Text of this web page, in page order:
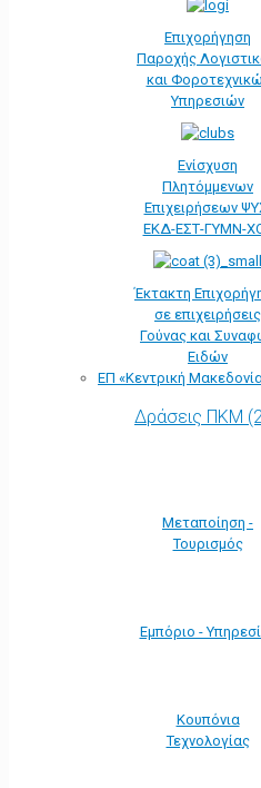
Επιχορήγηση
Παροχής
και
Υπηρεσιών
Ενίσχυση
Πλητόμμενων
Επιχειρήσεων
ΕΚΔ-ΕΣΤ-ΓΥΜΝ-
Έκτακτη
σε επιχειρήσεις
Γούνας και
Ειδών
ΕΠ «Kεντρική
Δράσεις ΠΚΜ
Μεταποίηση -
Τουρισμός
Εμπόριο -
Κουπόνια
Τεχνολογίας